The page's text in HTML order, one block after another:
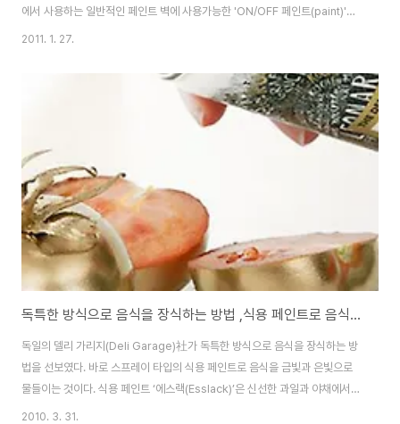
에서 사용하는 일반적인 페인트 벽에 사용가능한 'ON/OFF 페인트(paint)'를
개발했다. ON/OFF 페인트는 겉으로 보기에는 평범해 보이지만 '전자기적 메
서 한밤중에 작은 스위치를 찾아 더듬거릴 필요 없이 벽 전체를 이용해 불을 끄
거나 킬 수 있다. 또는 하나의 띠 형태로 스위치를 만들어 방 어디에서나 손쉽게
사용할 수 있다. 사용자는 여기저기 전선을 연결해 스위치를 설치할 필요가 없
2011. 1. 27.
독특한 방식으로 음식을 장식하는 방법 ,식용 페인트로 음식을 금빛과 은빛으로 물들인다
독일의 델리 가리지(Deli Garage)社가 독특한 방식으로 음식을 장식하는 방
법을 선보였다. 바로 스프레이 타입의 식용 페인트로 음식을 금빛과 은빛으로
물들이는 것이다. 식용 페인트 ‘에스랙(Esslack)’은 신선한 과일과 야채에서
프레젤과 같은 구운음식에 이르기까지 다양한 종류의 식품을 단숨에 금이나 은
2010. 3. 31.